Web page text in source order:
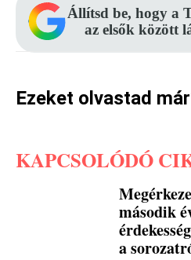
Állítsd be, hogy a
az elsők között
Ezeket olvastad
KAPCSOLÓDÓ
második
a